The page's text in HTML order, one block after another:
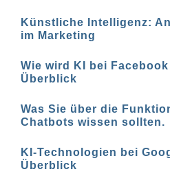
Künstliche Intelligenz:
im Marketing
Wie wird KI bei
Überblick
Was Sie über die
Chatbots wissen sollten.
KI-Technologien bei
Überblick